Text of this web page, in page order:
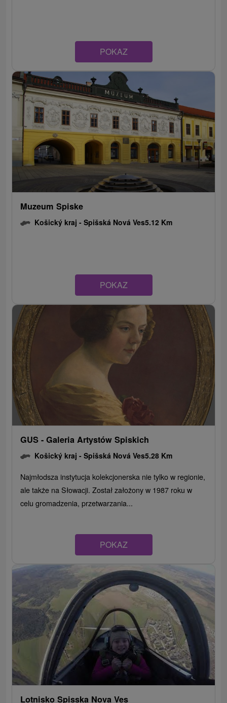
POKAZ
Muzeum Spiske
Košický kraj -Spišská Nová Ves5.12 Km
POKAZ
GUS - Galeria Artystów Spiskich
Košický kraj -Spišská Nová Ves5.28 Km
Najmłodsza instytucja kolekcjonerska nie tylko w regionie,
ale także na Słowacji. Został założony w 1987 roku w
celu gromadzenia, przetwarzania...
POKAZ
Lotnisko Spisska Nova Ves